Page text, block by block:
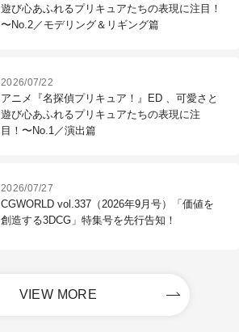
遊び心あふれるプリキュアたちの表現に注目！
〜No.2／モデリング＆リギング篇
2026/07/22
アニメ『名探偵プリキュア！』ED 、可愛さと
遊び心あふれるプリキュアたちの表現に注
目！〜No.1／演出篇
2026/07/27
CGWORLD vol.337（2026年9月号）「価値を
創造する3DCG」特集号を先行告知！
VIEW MORE